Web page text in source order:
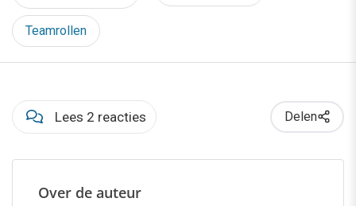
Teamrollen
Lees 2 reacties Delen
Over de auteur